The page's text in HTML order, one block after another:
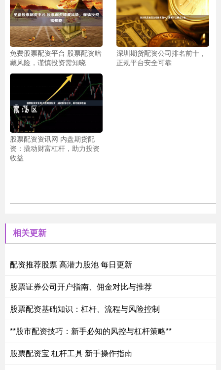
免费股票配资平台 股票配资暗
藏风险，谨慎投资需知晓
深圳期货配资公司排名前十，
正规平台安全可靠
股票配资资讯网 内盘期货配
资：撬动财富杠杆，助力投资
收益
相关更新
配资推荐股票 高潜力股池 每日更新
股票证券公司开户指南、佣金对比与推荐
股票配资基础知识：杠杆、流程与风险控制
**股市配资技巧：新手必知的风控与杠杆策略**
股票配资宝 杠杆工具 新手操作指南